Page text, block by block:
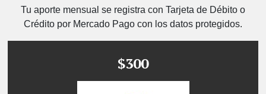
Tu aporte mensual se registra con Tarjeta de Débito o
Crédito por Mercado Pago con los datos protegidos.
$300